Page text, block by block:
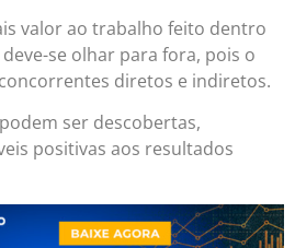
valor ao trabalho feito dentro
se olhar para fora, pois o
diretos e indiretos.
ser descobertas,
positivas aos resultados